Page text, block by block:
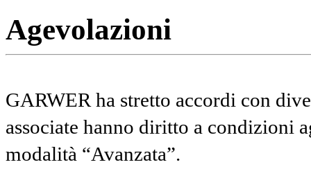
Agevolazioni
GARWER ha stretto accordi con
associate hanno diritto a condizioni
modalità “Avanzata”.